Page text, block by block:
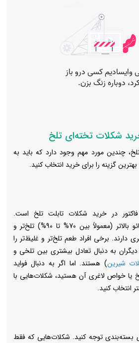
شکلات تخته‌ای تلخ
چندین مورد مهم وجود دارد که باید به
بهترین گزینه را برای خرید انتخاب کنید.
در خرید شکلات تابلت تلخ است.
شکلات‌های با درصد کاکائو بالاتر (معمولاً بین 70% تا 90%) تلخ‌تر و
دارند. برخی افراد طعم تلخ‌تر و غلیظ‌تر را
به دنبال تعادل بیشتری بین تلخی و
شیرین) هستند. اما اگر به دنبال فواید
یا خواص لاغری آن هستید، شکلات‌هایی با
انتخاب کنید.
بسته‌بندی توجه کنید. شکلات‌هایی که فقط